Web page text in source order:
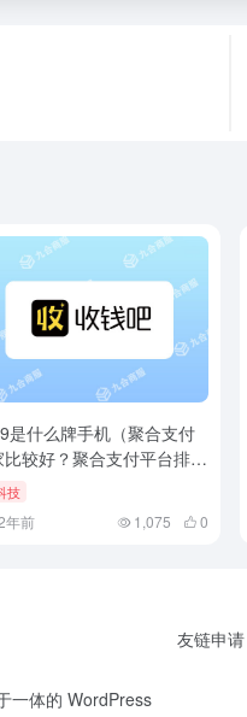
是什么牌手机（聚合支付
比较好？聚合支付平台排名
）聚合支付哪家比较好？聚
付平台排名前十
技
年前 1,075 0
一体的 WordPress
友链申请